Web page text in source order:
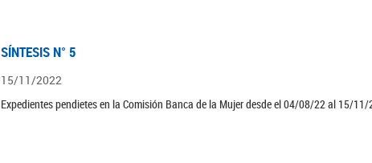
SÍNTESIS N° 5
15/11/2022
Expedientes pendietes en la Comisión Banca de la Mujer desde el 04/08/22 al 15/